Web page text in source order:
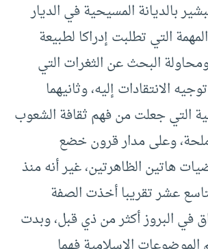
بالديانة المسيحية في الديار
التي تطلبت إدراكا لطبيعة
البحث عن الثغرات التي
الانتقادات إليه، وثانيهما
التي جعلت من فهم ثقافة الشعوب
وعلى مدار قرون خضع
هاتين الظاهرتين، غير أنه منذ
عشر تقريبا أخذت الصفة
في البروز أكثر من ذي قبل، وبدت